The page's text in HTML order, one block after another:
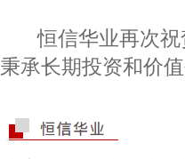
恒信华业再次
秉承长期投资和价